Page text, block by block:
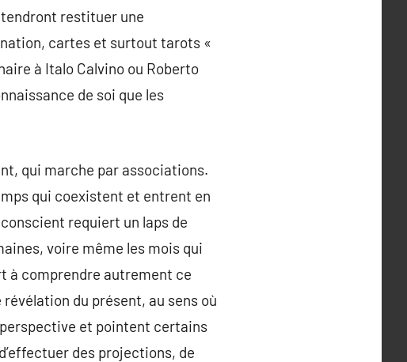
restituer une
cartes et surtout tarots «
à Italo Calvino ou Roberto
de soi que les
qui marche par associations.
qui coexistent et entrent en
requiert un laps de
voire même les mois qui
à comprendre autrement ce
du présent, au sens où
et pointent certains
des projections, de